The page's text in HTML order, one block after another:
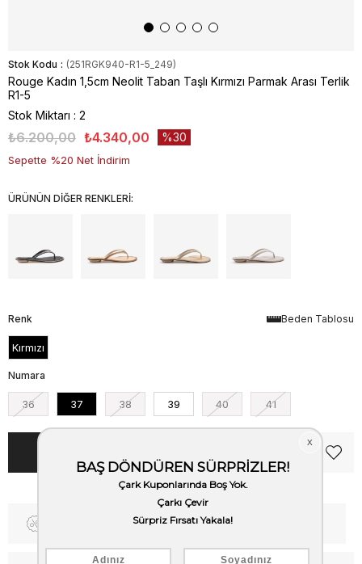
Stok Kodu (251RGK940-R1-5_249)
Rouge Kadın 1,5cm Neolit Taban Taşlı Kırmızı Parmak Arası Terlik
R1-5
Stok Miktarı : 2
₺6.200,00 ₺4.340,00 30
Sepette %20 Net İndirim
ÜRÜNÜN DİĞER RENKLERİ:
Beden Tablosu
Renk
Kırmızı
Numara
36 37 38 39 40 41
Fiyat Düşünce Haber Ver